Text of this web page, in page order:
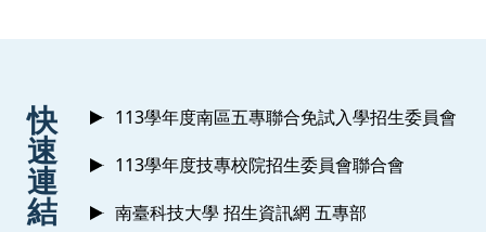
快
速
連
結
113學年度南區五專聯合免試入學招生委員會
113學年度技專校院招生委員會聯合會
南臺科技大學 招生資訊網 五專部